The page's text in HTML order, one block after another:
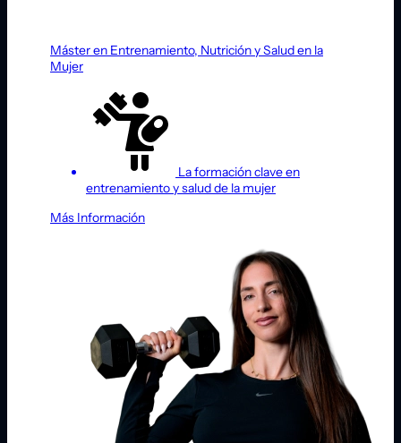
Máster en Entrenamiento, Nutrición y Salud en la
Mujer
La formación clave en
entrenamiento y salud de la mujer
Más Información